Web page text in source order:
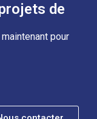
de
pour